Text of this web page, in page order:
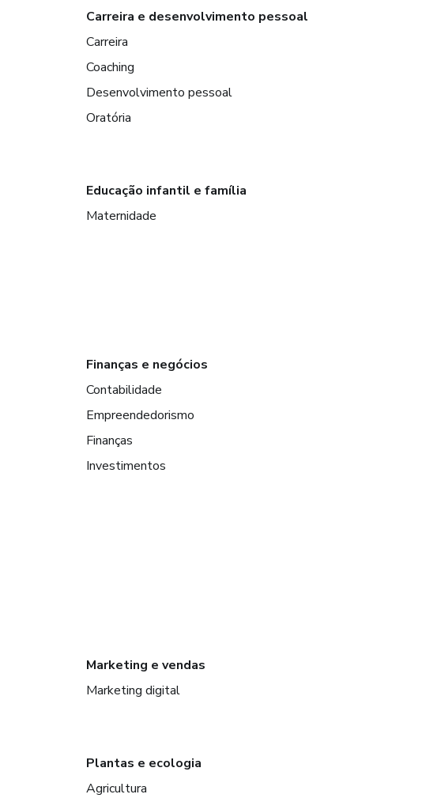
Carreira e desenvolvimento pessoal
Carreira
Coaching
Desenvolvimento pessoal
Oratória
Educação infantil e família
Maternidade
Finanças e negócios
Contabilidade
Empreendedorismo
Finanças
Investimentos
Marketing e vendas
Marketing digital
Plantas e ecologia
Agricultura